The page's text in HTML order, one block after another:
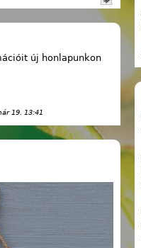
új honlapunkon
19. 13:41